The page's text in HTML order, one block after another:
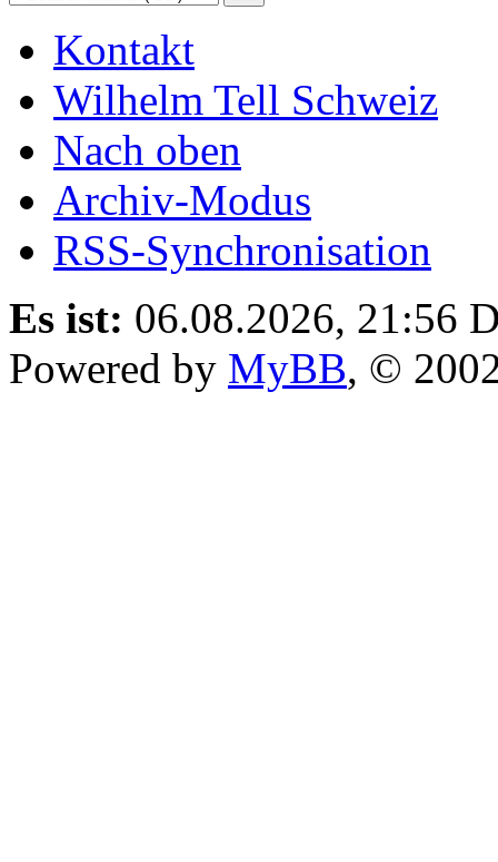
Kontakt
Wilhelm Tell Schweiz
Nach oben
Archiv-Modus
RSS-Synchronisation
Es ist: 06.08.2026, 21:56
Powered by MyBB, ©